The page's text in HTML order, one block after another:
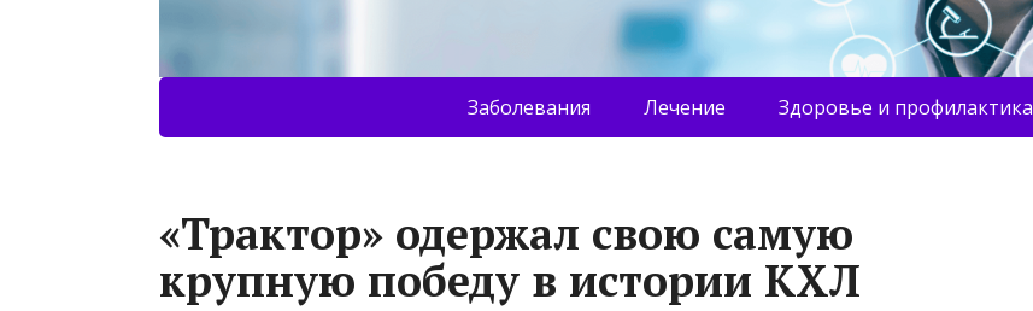
Заболевания Лечение Здоровье и профилактика
«Трактор» одержал свою самую
крупную победу в истории КХЛ